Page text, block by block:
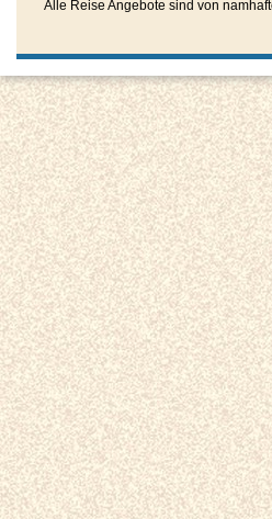
Alle Reise Angebote sind von